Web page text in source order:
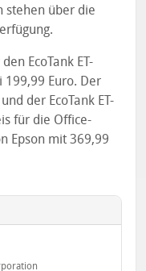
stehen über die
EcoTank ET-
Euro. Der
der EcoTank ET-
für die Office-
Epson mit 369,99